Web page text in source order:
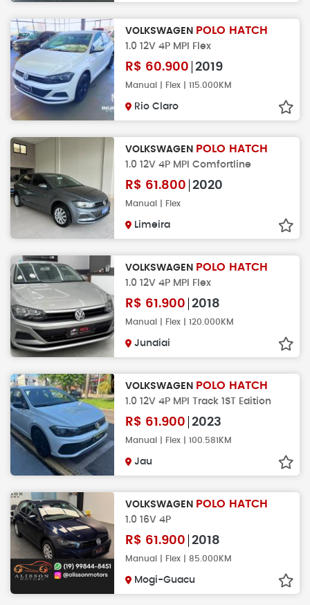
VOLKSWAGEN POLO HATCH
1.0 12V 4P MPI Flex
R$ 60.900 2019
Manual | Flex | 115.000KM
Rio Claro
VOLKSWAGEN POLO HATCH
1.0 12V 4P MPI Comfortline
R$ 61.800 2020
Manual | Flex
Limeira
VOLKSWAGEN POLO HATCH
1.0 12V 4P MPI Flex
R$ 61.900 2018
Manual | Flex | 120.000KM
Jundiai
VOLKSWAGEN POLO HATCH
1.0 12V 4P MPI Track 1ST Edition
R$ 61.900 2023
Manual | Flex | 100.581KM
Jau
VOLKSWAGEN POLO HATCH
1.0 16V 4P
R$ 61.900 2018
Manual | Flex | 85.000KM
Mogi-Guacu